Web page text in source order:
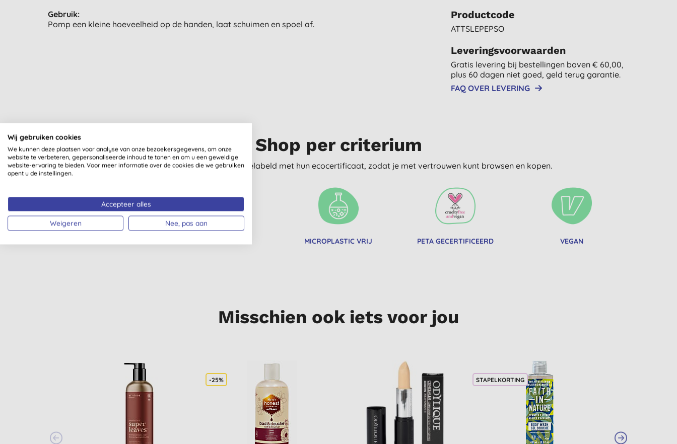
Gebruik:
Pomp een kleine hoeveelheid op de handen, laat schuimen en spoel af.
Productcode
ATTSLEPEPSO
Leveringsvoorwaarden
Gratis levering bij bestellingen boven € 60,00,
plus 60 dagen niet goed, geld terug garantie.
FAQ OVER LEVERING
Shop per criterium
Al onze producten zijn duidelijk gelabeld met hun ecocertificaat, zodat je met vertrouwen kunt browsen en kopen.
MICROPLASTIC VRIJ PETA GECERTIFICEERD VEGAN
Misschien ook iets voor jou
-25% STAPELKORTING
Wij gebruiken cookies
We kunnen deze plaatsen voor analyse van onze bezoekersgegevens, om onze
website te verbeteren, gepersonaliseerde inhoud te tonen en om u een geweldige
website-ervaring te bieden. Voor meer informatie over de cookies die we gebruiken
opent u de instellingen.
Accepteer alles
Weigeren Nee, pas aan